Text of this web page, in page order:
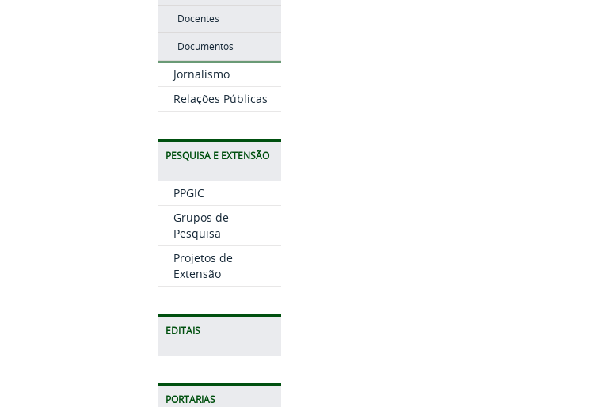
Docentes
Documentos
Jornalismo
Relações Públicas
PESQUISA E EXTENSÃO
PPGIC
Grupos de
Pesquisa
Projetos de
Extensão
EDITAIS
PORTARIAS